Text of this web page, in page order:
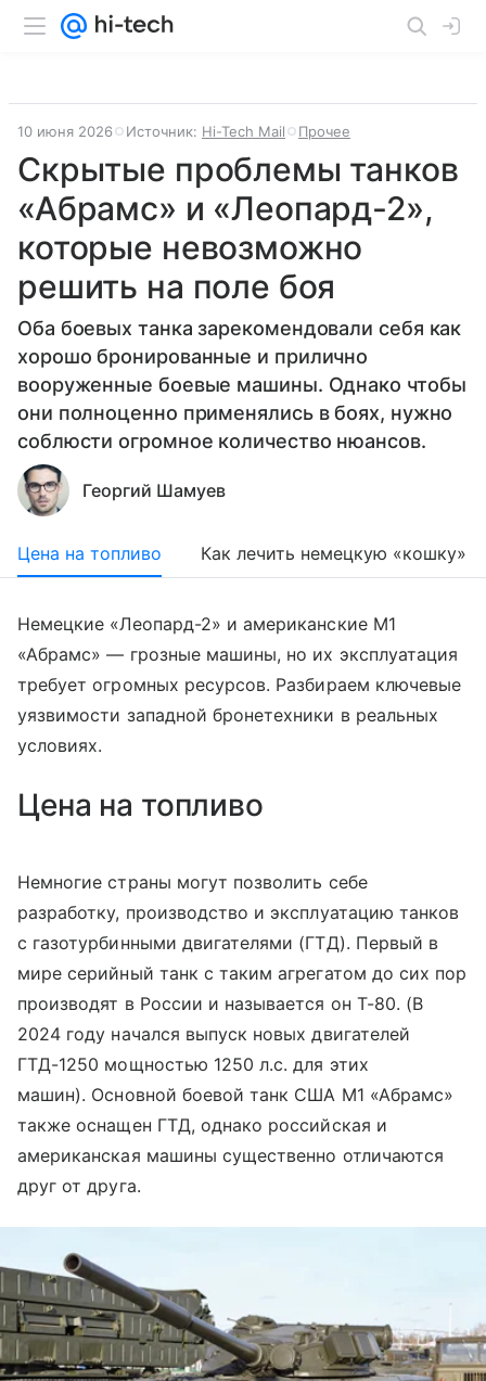
10 июня 2026 Источник: Hi-Tech Mail Прочее
Скрытые проблемы танков
«Абрамс» и «Леопард-2»,
которые невозможно
решить на поле боя
Оба боевых танка зарекомендовали себя как
хорошо бронированные и прилично
вооруженные боевые машины. Однако чтобы
они полноценно применялись в боях, нужно
соблюсти огромное количество нюансов.
Георгий Шамуев
Цена на топливо Как лечить немецкую «кошку»
Немецкие «Леопард-2» и американские М1
«Абрамс» — грозные машины, но их эксплуатация
требует огромных ресурсов. Разбираем ключевые
уязвимости западной бронетехники в реальных
условиях.
Цена на топливо
Немногие страны могут позволить себе
разработку, производство и эксплуатацию танков
с газотурбинными двигателями (ГТД). Первый в
мире серийный танк с таким агрегатом до сих пор
производят в России и называется он Т-80. (В
2024 году начался выпуск новых двигателей
ГТД-1250 мощностью 1250 л.с. для этих
машин). Основной боевой танк США М1 «Абрамс»
также оснащен ГТД, однако российская и
американская машины существенно отличаются
друг от друга.